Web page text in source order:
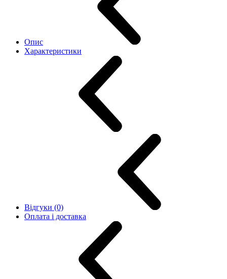
Опис
Характеристики
Відгуки (0)
Оплата і доставка